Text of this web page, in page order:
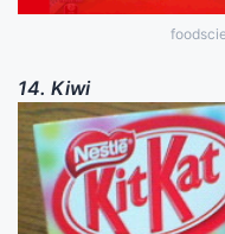
14. Kiwi